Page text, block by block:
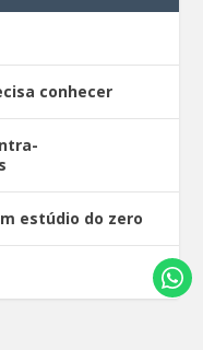
conhecer
estúdio do zero